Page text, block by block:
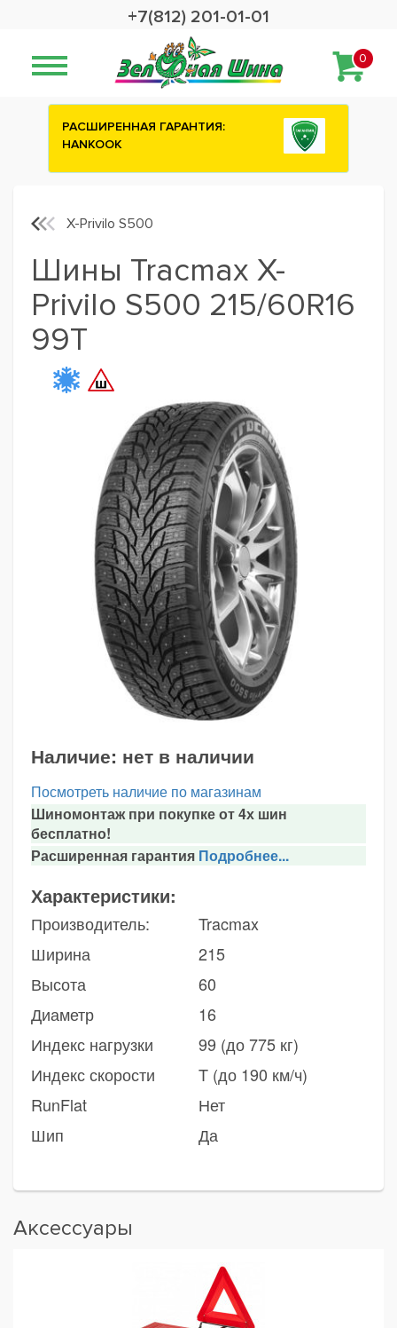
+7(812) 201-01-01
0
ГАРАНТИЯ:
Сashback 2500 рублей
шины ATTAR
X-Privilo S500
Шины Tracmax X-
Privilo S500 215/60R16
99T
Наличие: нет в наличии
Посмотреть наличие по магазинам
Шиномонтаж при покупке от 4х шин
бесплатно!
Расширенная гарантия Подробнее...
Характеристики:
Производитель:
Tracmax
Ширина
215
Высота
60
Диаметр
16
Индекс нагрузки
99 (до 775 кг)
Индекс скорости
T (до 190 км/ч)
RunFlat
Нет
Шип
Да
Аксессуары